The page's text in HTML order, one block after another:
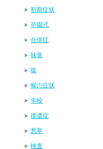
初期症状
卒園式
合併症
味覚
咳
喉の症状
学校
後遺症
悪寒
検査